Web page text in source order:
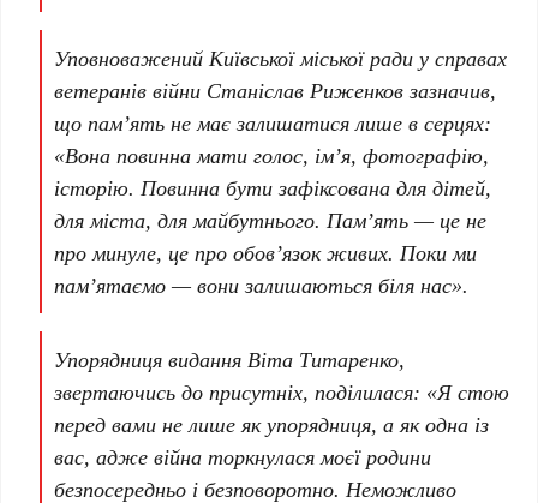
УповноваженийКиївської міської ради у справах
ветеранів війни Станіслав Риженковзазначив,
що пам’ять не має залишатися лише в серцях:
«Вона повинна мати голос, ім’я, фотографію,
історію. Повинна бути зафіксована для дітей,
для міста, для майбутнього. Пам’ять — це не
про минуле, це про обов’язок живих. Поки ми
пам’ятаємо — вони залишаються біля нас».
Упорядниця виданняВіта Титаренко,
звертаючись до присутніх, поділилася: «Я стою
перед вами не лише як упорядниця, а як одна із
вас, адже війна торкнулася моєї родини
безпосередньо і безповоротно. Неможливо